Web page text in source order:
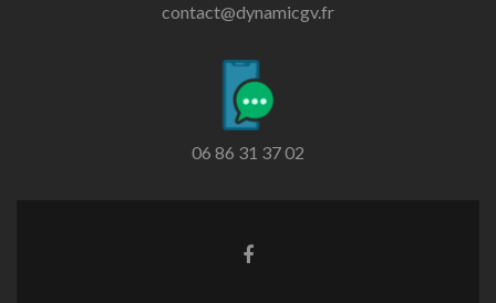
contact@dynamicgv.fr
06 86 31 37 02
Lien